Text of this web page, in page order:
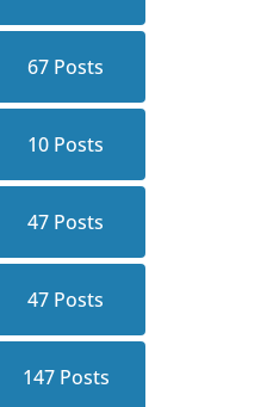
67 Posts
10 Posts
47 Posts
47 Posts
147Posts